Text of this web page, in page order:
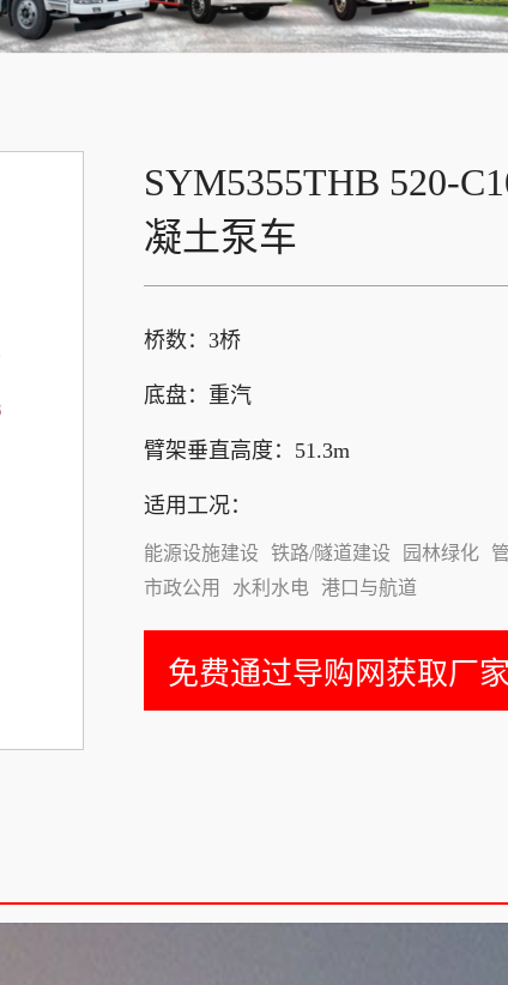
SYM5355THB 520-
凝土泵车
桥数：3桥
底盘：重汽
臂架垂直高度：51.3m
适用工况：
能源设施建设 铁路/隧道建设 园林绿化
市政公用
水利水电 港口与航道
免费通过导购网获取厂